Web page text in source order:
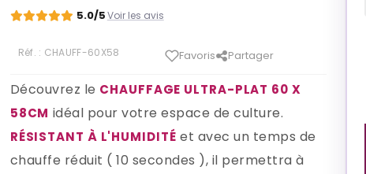
5.0/5Voir les avis
Réf. : CHAUFF-60X58 Favoris Partager
Découvrez le CHAUFFAGE ULTRA-PLAT 60 X
58CM idéal pour votre espace de culture.
RÉSISTANT À L'HUMIDITÉ et avec un temps de
chauffe réduit ( 10 secondes ), il permettra à